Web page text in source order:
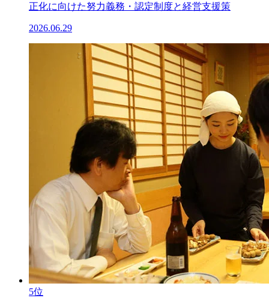
正化に向けた努力義務・認定制度と経営支援策
2026.06.29
5位